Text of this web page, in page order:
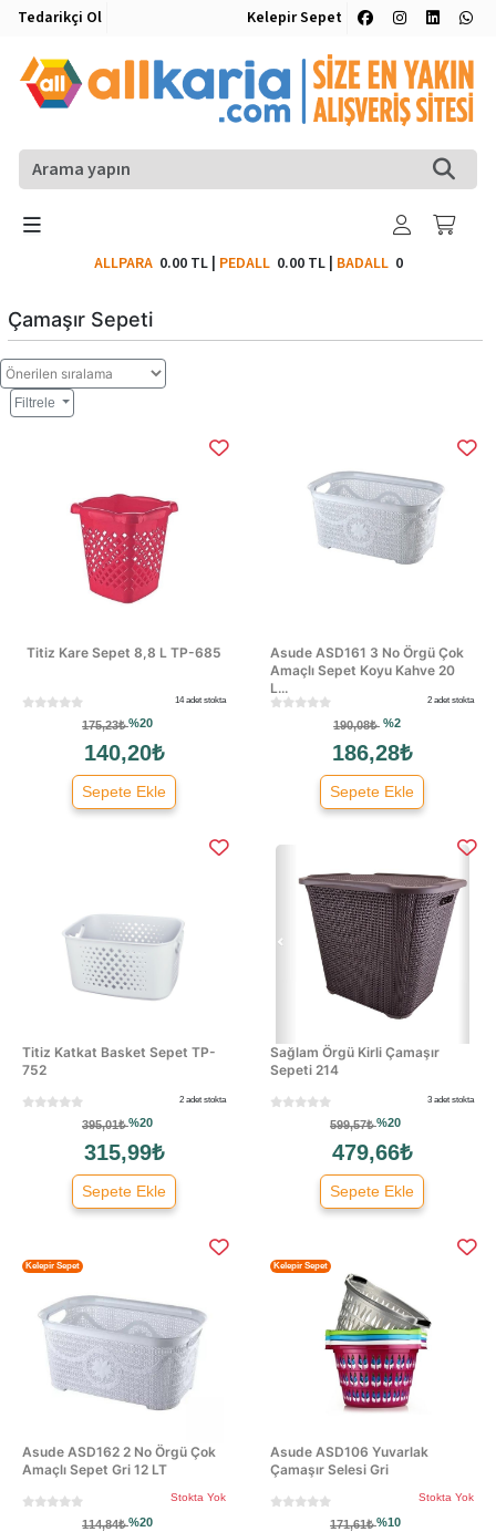
Tedarikçi Ol Kelepir Sepet
ALLPARA 0.00 TL| PEDALL 0.00 TL| BADALL0
Çamaşır Sepeti
Filtrele
Titiz Kare Sepet 8,8 L TP-685
14 adet stokta
175,23₺%20
140,20₺
Sepete Ekle
Asude ASD161 3 No Örgü Çok
Amaçlı Sepet Koyu Kahve 20
L...
2 adet stokta
190,08₺ %2
186,28₺
Sepete Ekle
Titiz Katkat Basket Sepet TP-
752
2 adet stokta
395,01₺%20
315,99₺
Sepete Ekle
Sağlam Örgü Kirli Çamaşır
Sepeti 214
3 adet stokta
599,57₺%20
479,66₺
Sepete Ekle
Asude ASD162 2 No Örgü Çok
Amaçlı Sepet Gri 12 LT
Kelepir Sepet
Stokta Yok
114,84₺%20
Asude ASD106 Yuvarlak
Çamaşır Selesi Gri
Kelepir Sepet
Stokta Yok
171,61₺%10